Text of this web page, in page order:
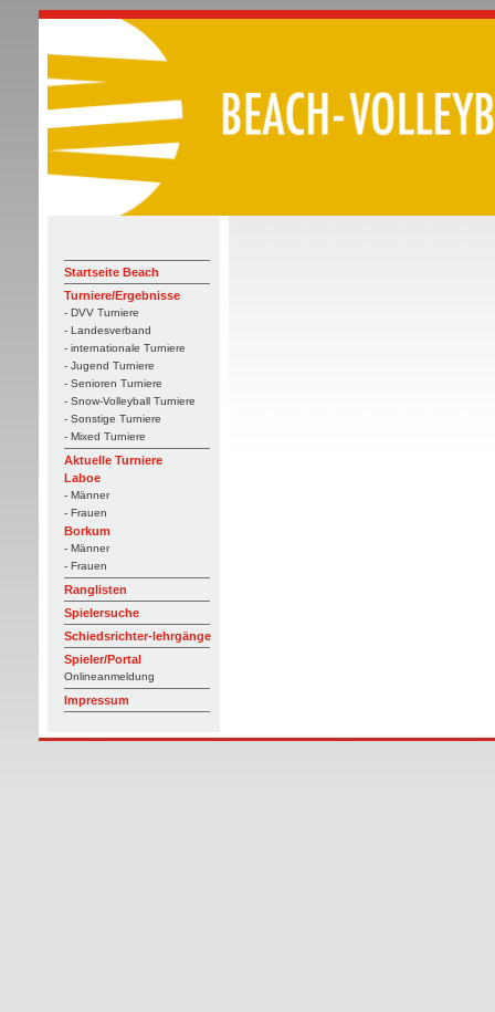
Startseite Beach
Turniere/Ergebnisse
- DVV Turniere
- Landesverband
- internationale Turniere
- Jugend Turniere
- Senioren Turniere
- Snow-Volleyball Turniere
- Sonstige Turniere
- Mixed Turniere
Aktuelle Turniere
Laboe
- Männer
- Frauen
Borkum
- Männer
- Frauen
Ranglisten
Spielersuche
Schiedsrichter-lehrgänge
Spieler/Portal
Onlineanmeldung
Impressum